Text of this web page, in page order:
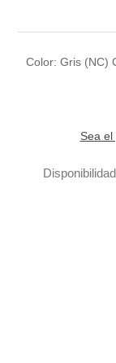
Color: Gris (NC)
Sea